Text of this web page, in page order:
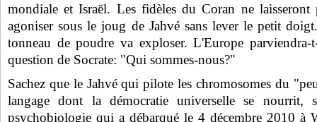
mondiale et Israël. Les fidèles du Coran ne laisseront
agoniser sous le joug de Jahvé sans lever le petit
tonneau de poudre va exploser. L'Europe
question de Socrate: "Qui sommes-nous?"
Sachez que le Jahvé qui pilote les chromosomes du
langage dont la démocratie universelle se nourrit,
psychobiologie qui a débarqué le 4 décembre 2010 à